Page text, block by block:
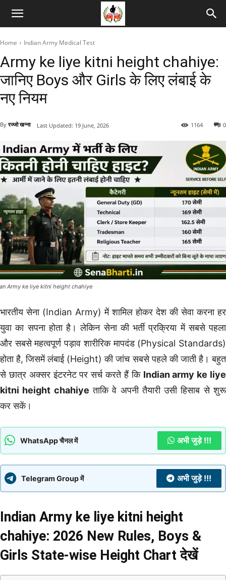
Home Indian Army Medical Test
Army ke liye kitni height chahiye:
जानिए Boys और Girls के लिए लंबाई के
नए नियम
By रज्जो खन्ना 0
1164
Last Updated: 19 June, 2026
Army ke liye kitni height chahiye
भारतीय सेना (Indian Army) में शामिल होकर देश की सेवा करना हर
युवा का सपना होता है। लेकिन सेना की भर्ती प्रक्रिया में सबसे पहला
और सबसे महत्वपूर्ण पड़ाव शारीरिक मापदंड (Physical Standards)
होता है, जिसमें लंबाई (Height) की जांच सबसे पहले की जाती है। बहुत
से छात्र अक्सर इंटरनेट पर सर्च करते हैं कि Indian army ke liye
kitni height chahiye ताकि वे अपनी तैयारी उसी हिसाब से शुरू
कर सकें।
WhatsApp चैनल में अभी जुड़े !!!
Telegram Group में अभी जुड़े !!!
Indian Army ke liye kitni height
chahiye: 2026 New Rules, Boys &
Girls State-wise Height Chart देखें